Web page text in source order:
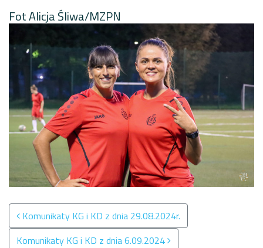
Fot Alicja Śliwa/MZPN
Nawigacja po wpisach
Komunikaty KG i KD z dnia 29.08.2024r.
Komunikaty KG i KD z dnia 6.09.2024